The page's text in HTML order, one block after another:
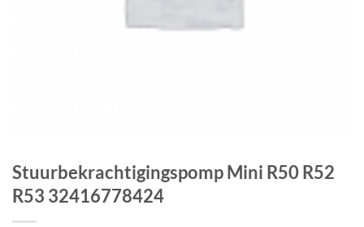
Stuurbekrachtigingspomp Mini R50 R52
R53 32416778424